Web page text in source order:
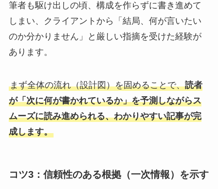
筆者も駆け出しの頃、構成を作らずに書き進めて
しまい、クライアントから「結局、何が言いたい
のか分かりません」と厳しい指摘を受けた経験が
あります。
まず全体の流れ（設計図）を固めることで、読者
が「次に何が書かれているか」を予測しながらス
ムーズに読み進められる、わかりやすい記事が完
成します。
コツ3：信頼性のある根拠（一次情報）を示す